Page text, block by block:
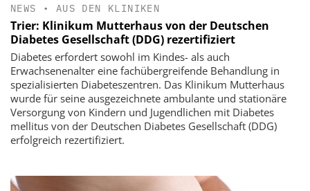
NEWS • AUS DEN KLINIKEN
Trier: Klinikum Mutterhaus von der Deutschen
Diabetes Gesellschaft (DDG) rezertifiziert
Diabetes erfordert sowohl im Kindes- als auch
Erwachsenenalter eine fachübergreifende Behandlung in
spezialisierten Diabeteszentren. Das Klinikum Mutterhaus
wurde für seine ausgezeichnete ambulante und stationäre
Versorgung von Kindern und Jugendlichen mit Diabetes
mellitus von der Deutschen Diabetes Gesellschaft (DDG)
erfolgreich rezertifiziert.